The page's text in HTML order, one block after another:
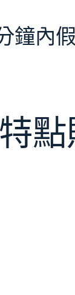
鐘內
特